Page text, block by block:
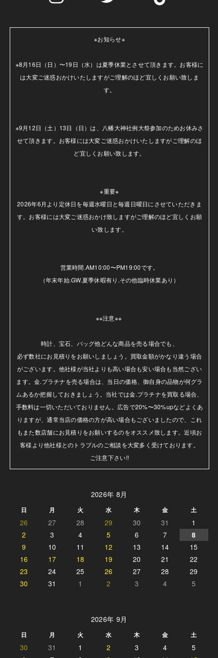
※お知らせ※
※8月16日（日）〜19日（水）は夏季休業とさせて頂きます。お客様に
は大変ご迷惑おかけいたしますがご理解のほど宜しくお願い致しま
す。
※9月12日（土）13日（日）は、八幡大神社例大祭参加のためお休みさ
せて頂きます。お客様には大変ご迷惑おかけいたしますがご理解のほ
ど宜しくお願い致します。
※重要※
2026年6月より定休日を毎週水曜日と毎週日曜日にさせていただきま
す。お客様には大変ご迷惑おかけ致しますがご理解のほど宜しくお願
い致します。
営業時間.AM10:00〜PM19:00です。
（年末年始.GW.夏季休暇有り.その他臨時休業あり）
※※注意※※
時計、宝石、バッグ他どんな商品を売る場合でも、
必ず数社にお見積りをお願いしましょう。買取金額がかなり違う場合
がございます。他社様が当社よりも高い場合も安い場合も当然ござい
ます。金.プラチナを売る場合は、当日の価格、御自身の品物が何グラ
ムあるか把握しておきましょう。当社では金.プラチナを買取る場合、
手数料は一切いただいておりません。広告で20%〜30%upなどよくあ
りますが、通常当店の価格の方が高い場合もございましたので、これ
もまた数店舗にお見積りをお願いするのをオススメ致します。近頃お
客様より他社様とのトラブルのご相談を大変多く受けております。
ご注意下さい!!
2026年 8月
日 月 火 水 木 金 土
26 27 28 29 30 31
1
2
3 4 5 6 7
8
9
10 11 12 13 14
15
16
17 18 19 20 21
22
23
24 25 26 27 28
29
30
31 1 2 3 4 5
2026年 9月
日 月 火 水 木 金 土
30 31 1 2 3 4
5